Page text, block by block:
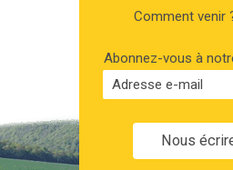
Comment venir
Abonnez-vous à
Nous